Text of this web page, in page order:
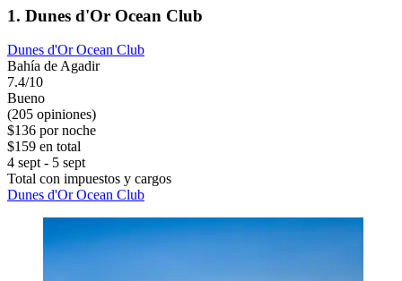
1. Dunes d'Or Ocean Club
Dunes d'Or Ocean Club
Bahía de Agadir
7.4/10
Bueno
(205 opiniones)
$136 por noche
$159 en total
4 sept - 5 sept
Total con impuestos y cargos
Dunes d'Or Ocean Club